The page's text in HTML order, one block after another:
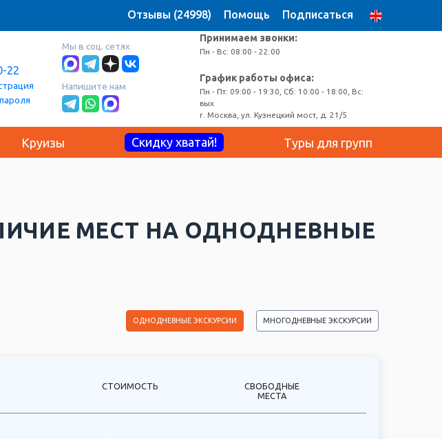
Отзывы (24998) Помощь Подписаться
22
Мы в соц. сетях
Напишите нам
Принимаем звонки:
Пн - Вс: 08:00 - 22:00
График работы офиса:
Пн - Пт: 09:00 - 19:30, Сб: 10:00 - 18:00, Вс:
вых
г. Москва, ул. Кузнецкий мост, д. 21/5
Круизы Скидку хватай! Туры для групп
МЕСТ НА ОДНОДНЕВНЫЕ
ОДНОДНЕВНЫЕ ЭКСКУРСИИ МНОГОДНЕВНЫЕ ЭКСКУРСИИ
СТОИМОСТЬ
СВОБОДНЫЕ
МЕСТА